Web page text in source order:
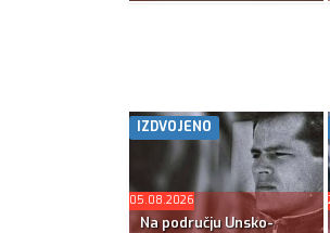
IZDVOJENO
05.08.2026
Na području Unsko-